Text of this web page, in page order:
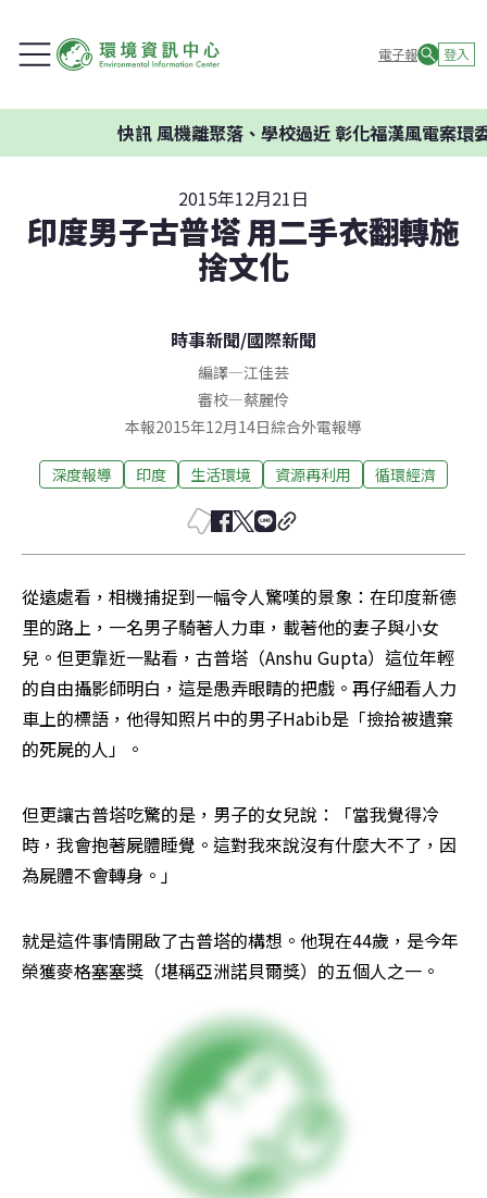
電子報 登入
風機離聚落、學校過近 彰化福漢風電案環委建
2015年12月21日
印度男子古普塔 用二手衣翻轉施
捨文化
時事新聞/國際新聞
編譯—江佳芸
審校—蔡麗伶
本報2015年12月14日綜合外電報導
深度報導 印度 生活環境 資源再利用 循環經濟
從遠處看，相機捕捉到一幅令人驚嘆的景象：在印度新德
里的路上，一名男子騎著人力車，載著他的妻子與小女
兒。但更靠近一點看，古普塔（Anshu Gupta）這位年輕
的自由攝影師明白，這是愚弄眼睛的把戲。再仔細看人力
車上的標語，他得知照片中的男子Habib是「撿拾被遺棄
的死屍的人」。
但更讓古普塔吃驚的是，男子的女兒說：「當我覺得冷
時，我會抱著屍體睡覺。這對我來說沒有什麼大不了，因
為屍體不會轉身。」
就是這件事情開啟了古普塔的構想。他現在44歲，是今年
榮獲麥格塞塞獎（堪稱亞洲諾貝爾獎）的五個人之一。